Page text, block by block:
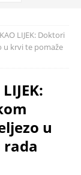
LIJEK: Doktori
u krvi te pomaže
u